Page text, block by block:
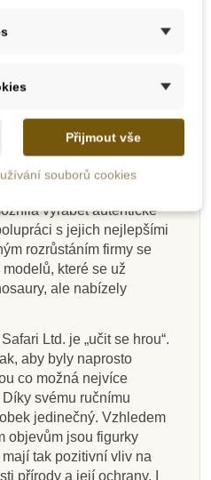
jejím počátku v roce 1982
téma ohrožené druhy
podepsala licenční
vyrábět autentické
s jejich nejlepšími
rozrůstáním firmy se
které se už
ale nabízely
Ltd. je „učit se hrou“.
aby byly naprosto
co možná nejvíce
svému ručnímu
jedinečný. Vzhledem
objevům jsou figurky
tak pozitivní vliv na
přírody a její ochrany. I
Přijmout vše
souborů cookies